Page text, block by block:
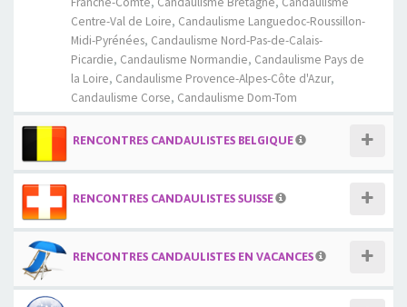
Centre-Val de Loire, Candaulisme Languedoc-Roussillon-
Midi-Pyrénées, Candaulisme Nord-Pas-de-Calais-
Picardie, Candaulisme Normandie, Candaulisme Pays de
la Loire, Candaulisme Provence-Alpes-Côte d'Azur,
Candaulisme Corse, Candaulisme Dom-Tom
RENCONTRES CANDAULISTES BELGIQUE
RENCONTRES CANDAULISTES SUISSE
RENCONTRES CANDAULISTES EN VACANCES